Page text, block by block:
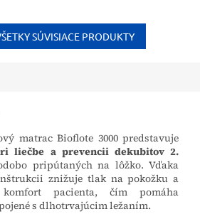
dlhodobú starostlivosť....
SÚVISIACE PRODUKTY
matrac Bioflote 3000 predstavuje
liečbe a prevencii dekubitov 2.
pripútaných na lôžko. Vďaka
znižuje tlak na pokožku a
pacienta, čím pomáha
s dlhotrvajúcim ležaním.